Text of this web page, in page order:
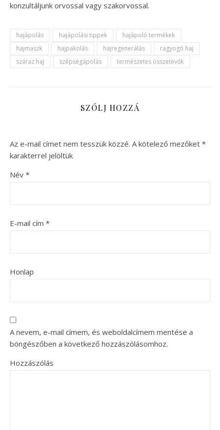
konzultáljunk orvossal vagy szakorvossal.
hajápolás hajápolási tippek
hajápoló termékek
hajmaszk
hajpakolás hajregenerálás
ragyogó haj
száraz haj
szépségápolás természetes összetevők
SZÓLJ HOZZÁ
Az e-mail címet nem tesszük közzé. A kötelező mezőket *
karakterrel jelöltük
Név *
E-mail cím *
Honlap
A nevem, e-mail címem, és weboldalcímem mentése a
böngészőben a következő hozzászólásomhoz.
Hozzászólás